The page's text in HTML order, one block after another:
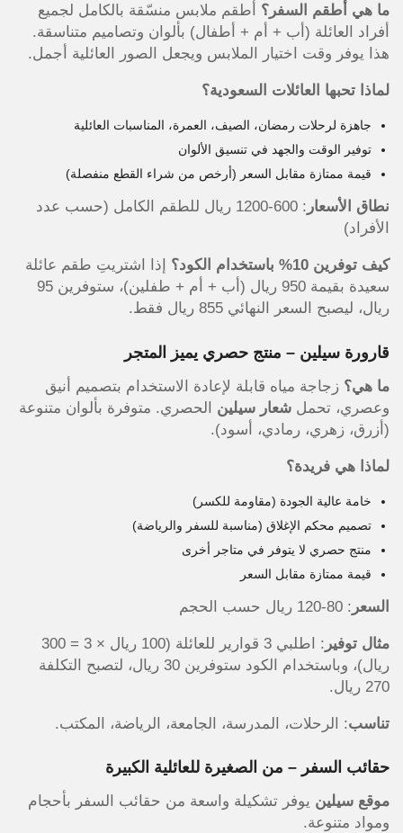
ما هي أطقم السفر؟ أطقم ملابس منسّقة بالكامل لجميع
أفراد العائلة (أب + أم + أطفال) بألوان وتصاميم متناسقة.
هذا يوفر وقت اختيار الملابس ويجعل الصور العائلية أجمل.
لماذا تحبها العائلات السعودية؟
جاهزة لرحلات رمضان، الصيف، العمرة، المناسبات العائلية
توفير الوقت والجهد في تنسيق الألوان
قيمة ممتازة مقابل السعر (أرخص من شراء القطع منفصلة)
نطاق الأسعار
: 600-1200 ريال للطقم الكامل (حسب عدد
الأفراد)
كيف توفرين 10% باستخدام الكود؟
إذا اشتريتِ طقم عائلة
سعيدة بقيمة 950 ريال (أب + أم + طفلين)، ستوفرين 95
ريال، ليصبح السعر النهائي 855 ريال فقط.
قارورة سيلين – منتج حصري يميز المتجر
ما هي؟ زجاجة مياه قابلة لإعادة الاستخدام بتصميم أنيق
وعصري، تحمل شعار سيلين الحصري. متوفرة بألوان متنوعة
(أزرق، زهري، رمادي، أسود).
لماذا هي فريدة؟
خامة عالية الجودة (مقاومة للكسر)
تصميم محكم الإغلاق (مناسبة للسفر والرياضة)
منتج حصري لا يتوفر في متاجر أخرى
قيمة ممتازة مقابل السعر
السعر : 80-120 ريال حسب الحجم
مثال توفير
: اطلبي 3 قوارير للعائلة (100 ريال × 3 = 300
ريال)، وباستخدام الكود ستوفرين 30 ريال، لتصبح التكلفة
270 ريال.
تناسب: الرحلات، المدرسة، الجامعة، الرياضة، المكتب.
حقائب السفر – من الصغيرة للعائلية الكبيرة
موقع سيلين يوفر تشكيلة واسعة من حقائب السفر بأحجام
ومواد متنوعة.